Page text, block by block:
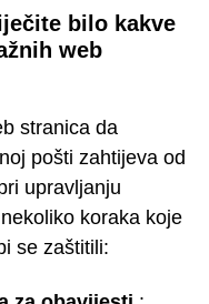
bilo kakve
web
stranica da
pošti zahtijeva od
upravljanju
koraka koje
se zaštitili: